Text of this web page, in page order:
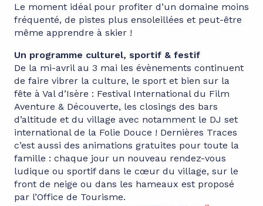
Le moment idéal pour profiter d’un domaine moins
fréquenté, de pistes plus ensoleillées et peut-être
même apprendre à skier !
Un programme culturel, sportif & festif
De la mi-avril au 3 mai les évènements continuent
de faire vibrer la culture, le sport et bien sur la
fête à Val d’Isère : Festival International du Film
Aventure & Découverte, les closings des bars
d’altitude et du village avec notamment le DJ set
international de la Folie Douce ! Dernières Traces
c’est aussi des animations gratuites pour toute la
famille : chaque jour un nouveau rendez-vous
ludique ou sportif dans le cœur du village, sur le
front de neige ou dans les hameaux est proposé
par l’Office de Tourisme.